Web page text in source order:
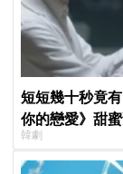
短短幾十秒竟
你的戀愛》甜
韓劇